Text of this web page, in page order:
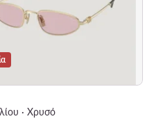
· Χρυσό